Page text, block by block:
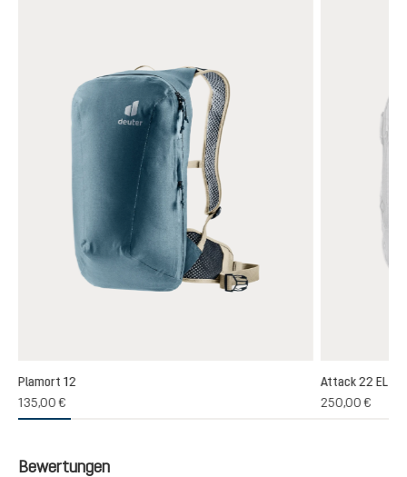
Plamort 12
135,00 €
Attack 22 EL
250,00 €
Bewertungen